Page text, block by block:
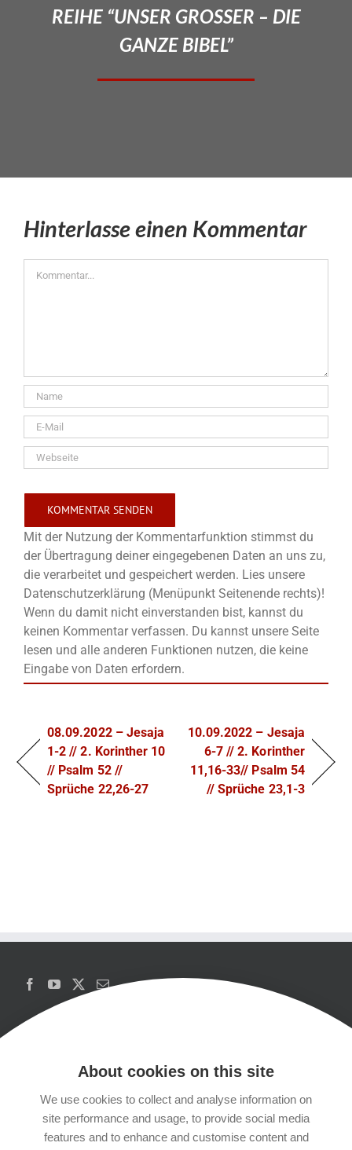
REIHE “UNSER GROSSER – DIE
GANZE BIBEL”
Hinterlasse einen Kommentar
Mit der Nutzung der Kommentarfunktion stimmst du
der Übertragung deiner eingegebenen Daten an uns zu,
die verarbeitet und gespeichert werden. Lies unsere
Datenschutzerklärung (Menüpunkt Seitenende rechts)!
Wenn du damit nicht einverstanden bist, kannst du
keinen Kommentar verfassen. Du kannst unsere Seite
lesen und alle anderen Funktionen nutzen, die keine
Eingabe von Daten erfordern.
08.09.2022 – Jesaja
1-2 // 2. Korinther 10
// Psalm 52 //
Sprüche 22,26-27
10.09.2022 – Jesaja
6-7 // 2. Korinther
11,16-33// Psalm 54
// Sprüche 23,1-3
Copyrights
Datenschutzerklärung
About cookies on this site
We use cookies to collect and analyse information on
site performance and usage, to provide social media
features and to enhance and customise content and